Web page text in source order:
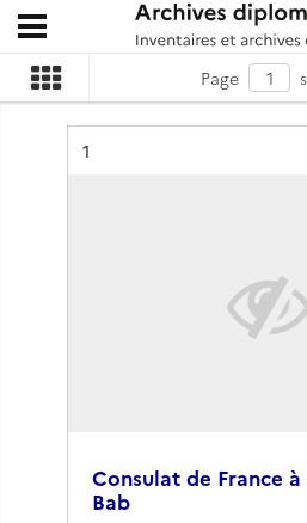
Archives diplomatiques
Ouvrir le menu déroulant
Page
Résultat n°
1
Consulat de France
Bab